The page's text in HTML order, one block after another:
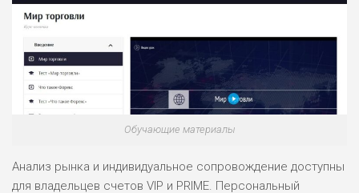
РИСКИ: НИЗКИЕ
ДОХОД: ВЫСОКИЙ
БЮДЖЕТ: ВЫСОКИЙ
ОБЗОР
ЛЮБИТЕЛЯ
М СТАВОК
РИСКИ: СРЕДНИЕ
БЮДЖЕТ: НИЗКИЙ
Обучающие материалы
Анализ рынка и индивидуальное сопровождение доступны
для владельцев счетов VIP и PRIME. Персональный